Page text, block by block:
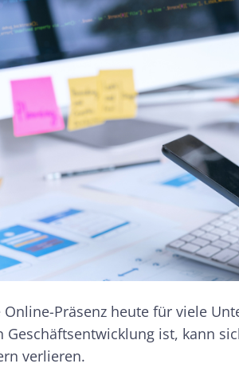
Präsenz heute für viele
Geschäftsentwicklung ist, kann
verlieren.